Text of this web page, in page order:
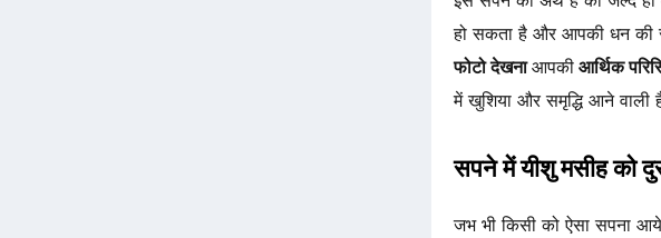
हो सकता है और आपकी धन की
फोटो देखनाआपकी आर्थिक
में खुशिया और समृद्धि आने वाली
सपने में यीशु मसीह को
जभ भी किसी को ऐसा सपना